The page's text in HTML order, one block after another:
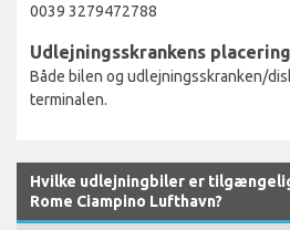
0039 3279472788
Udlejningsskrankens
Både bilen og udlejningsskranken/
terminalen.
Hvilke udlejningbiler er
Rome Ciampino Lufthavn?